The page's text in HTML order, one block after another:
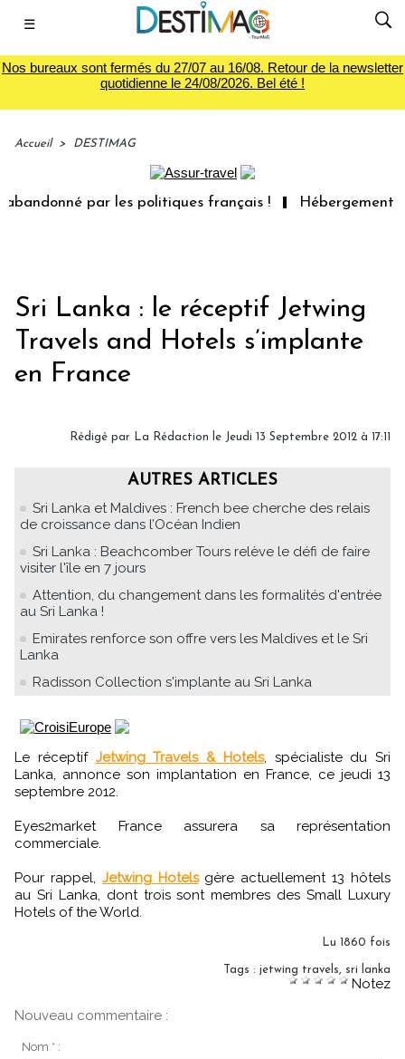
☰
Nos bureaux sont fermés du 27/07 au 16/08. Retour de la newsletter
quotidienne le 24/08/2026. Bel été !
Accueil > DESTIMAG
par les politiques français ! Hébergement
Sri Lanka : le réceptif Jetwing
Travels and Hotels s’implante
en France
Rédigé par La Rédaction le Jeudi 13 Septembre 2012 à 17:11
AUTRES ARTICLES
Sri Lanka et Maldives : French bee cherche des relais
de croissance dans l’Océan Indien
Sri Lanka : Beachcomber Tours relève le défi de faire
visiter l'île en 7 jours
Attention, du changement dans les formalités d'entrée
au Sri Lanka !
Emirates renforce son offre vers les Maldives et le Sri
Lanka
Radisson Collection s'implante au Sri Lanka
Le réceptif Jetwing Travels & Hotels, spécialiste du Sri
Lanka, annonce son implantation en France, ce jeudi 13
septembre 2012.
Eyes2market France assurera sa représentation
commerciale.
Pour rappel, Jetwing Hotelsgère actuellement 13 hôtels
au Sri Lanka, dont trois sont membres des Small Luxury
Hotels of the World.
Lu 1860 fois
Tags : jetwing travels sri lanka
Notez
Nouveau commentaire :
Nom * :